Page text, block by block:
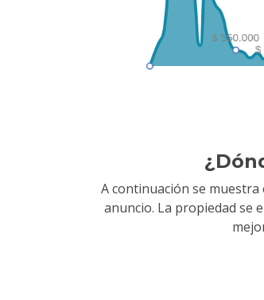
A continuación se muestra
anuncio. La propiedad se